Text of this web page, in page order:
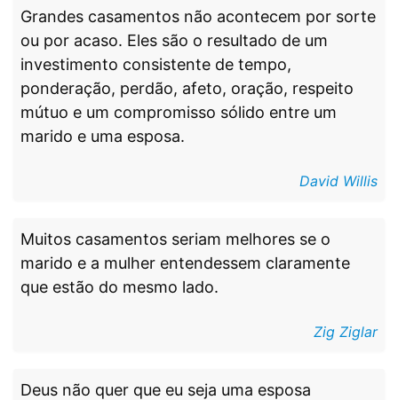
Grandes casamentos não acontecem por sorte
ou por acaso. Eles são o resultado de um
investimento consistente de tempo,
ponderação, perdão, afeto, oração, respeito
mútuo e um compromisso sólido entre um
marido e uma esposa.
David Willis
Muitos casamentos seriam melhores se o
marido e a mulher entendessem claramente
que estão do mesmo lado.
Zig Ziglar
Deus não quer que eu seja uma esposa